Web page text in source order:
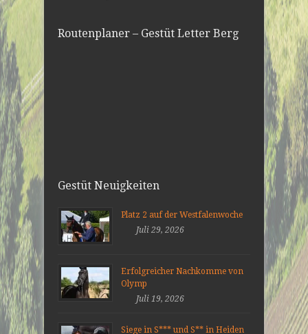
Routenplaner – Gestüt Letter Berg
Gestüt Neuigkeiten
Platz 2 auf der Westfalenwoche
Juli 29, 2026
Erfolgreicher Nachkomme von
Olymp
Juli 19, 2026
Siege in S*** und S** in Heiden